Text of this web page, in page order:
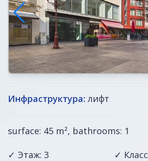
Инфраструктура: лифт
surface: 45 m², bathrooms: 1
✓ Этаж: 3
✓ Класс